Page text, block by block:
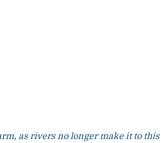
as rivers no longer make it to this